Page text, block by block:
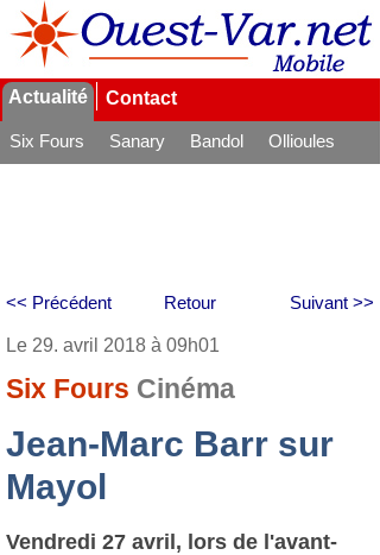
Actualité Contact
Six Fours Sanary Bandol
Ollioules
Retour
<< Précédent Suivant >>
Le 29. avril 2018 à 09h01
Six Fours Cinéma
Jean-Marc Barr sur
Mayol
Vendredi 27 avril, lors de l'avant-